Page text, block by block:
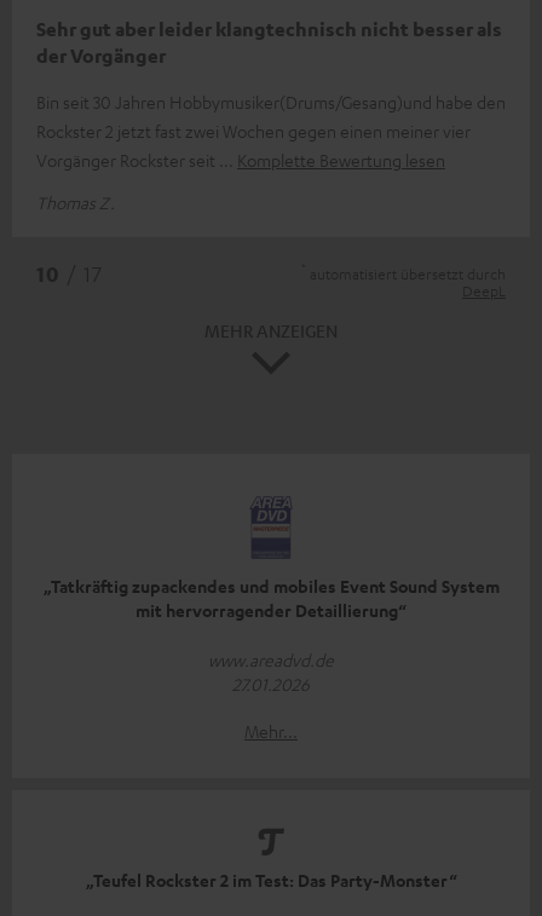
Sehr gut aber leider klangtechnisch nicht besser als
der Vorgänger
Bin seit 30 Jahren Hobbymusiker(Drums/Gesang)und habe den
Rockster 2 jetzt fast zwei Wochen gegen einen meiner vier
Vorgänger Rockster seit
Komplette Bewertung lesen
Thomas Z.
„Tatkräftig zupackendes und mobiles Event Sound System
mit hervorragender Detaillierung“
www.areadvd.de
27.01.2026
Mehr...
„Teufel Rockster 2 im Test: Das Party-Monster“